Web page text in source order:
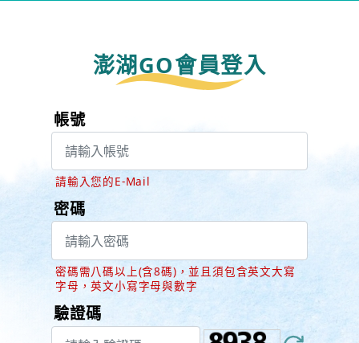
澎湖GO會員登入
帳號
請輸入您的E-Mail
密碼
密碼需八碼以上(含8碼)，並且須包含英文大寫
字母，英文小寫字母與數字
驗證碼